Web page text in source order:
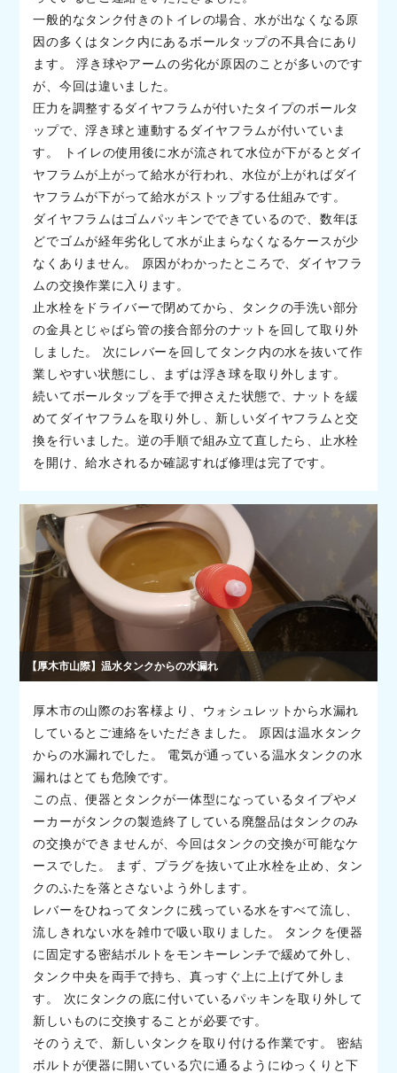
一般的なタンク付きのトイレの場合、水が出なくなる原
因の多くはタンク内にあるボールタップの不具合にあり
ます。 浮き球やアームの劣化が原因のことが多いのです
が、今回は違いました。
圧力を調整するダイヤフラムが付いたタイプのボールタ
ップで、浮き球と連動するダイヤフラムが付いていま
す。 トイレの使用後に水が流されて水位が下がるとダイ
ヤフラムが上がって給水が行われ、水位が上がればダイ
ヤフラムが下がって給水がストップする仕組みです。
ダイヤフラムはゴムパッキンでできているので、数年ほ
どでゴムが経年劣化して水が止まらなくなるケースが少
なくありません。 原因がわかったところで、ダイヤフラ
ムの交換作業に入ります。
止水栓をドライバーで閉めてから、タンクの手洗い部分
の金具とじゃばら管の接合部分のナットを回して取り外
しました。 次にレバーを回してタンク内の水を抜いて作
業しやすい状態にし、まずは浮き球を取り外します。
続いてボールタップを手で押さえた状態で、ナットを緩
めてダイヤフラムを取り外し、新しいダイヤフラムと交
換を行いました。逆の手順で組み立て直したら、止水栓
を開け、給水されるか確認すれば修理は完了です。
【厚木市山際】温水タンクからの水漏れ
厚木市の山際のお客様より、ウォシュレットから水漏れ
しているとご連絡をいただきました。 原因は温水タンク
からの水漏れでした。 電気が通っている温水タンクの水
漏れはとても危険です。
この点、便器とタンクが一体型になっているタイプやメ
ーカーがタンクの製造終了している廃盤品はタンクのみ
の交換ができませんが、今回はタンクの交換が可能なケ
ースでした。 まず、プラグを抜いて止水栓を止め、タン
クのふたを落とさないよう外します。
レバーをひねってタンクに残っている水をすべて流し、
流しきれない水を雑巾で吸い取りました。 タンクを便器
に固定する密結ボルトをモンキーレンチで緩めて外し、
タンク中央を両手で持ち、真っすぐ上に上げて外しま
す。 次にタンクの底に付いているパッキンを取り外して
新しいものに交換することが必要です。
そのうえで、新しいタンクを取り付ける作業です。 密結
ボルトが便器に開いている穴に通るようにゆっくりと下